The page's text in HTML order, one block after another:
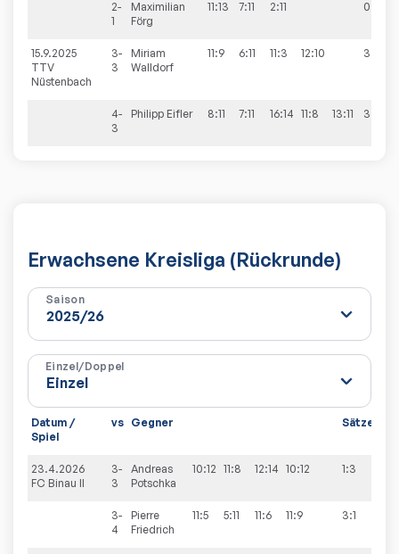
2-
1
Maximilian
Förg
11:13 7:11 2:11 0:3
15.9.2025
TTV
Nüstenbach
3-
3
Miriam
Walldorf
11:9 6:11 11:3 12:10 3:1
4-
3
Philipp Eifler 8:11 7:11 16:14 11:8 13:11 3:2
Erwachsene Kreisliga (Rückrunde)
Saison
Einzel/Doppel
Datum /
Spiel
vs Gegner Sätze
23.4.2026
FC Binau II
3-
3
Andreas
Potschka
10:12 11:8 12:14 10:12 1:3
3-
4
Pierre
Friedrich
11:5 5:11 11:6 11:9 3:1